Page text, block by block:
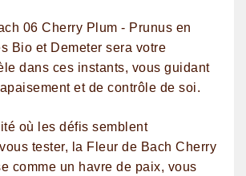
06 Cherry Plum - Prunus en
Bio et Demeter sera votre
dans ces instants, vous guidant
et de contrôle de soi.
où les défis semblent
tester, la Fleur de Bach Cherry
comme un havre de paix, vous